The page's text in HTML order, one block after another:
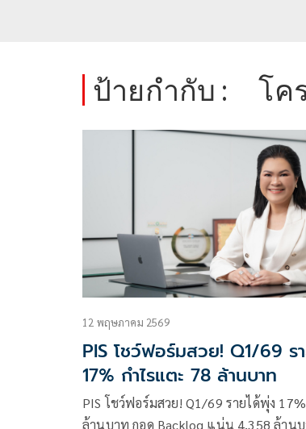
ป้ายกำกับ : โค
12 พฤษภาคม 2569
PIS โชว์ฟอร์มสวย! Q1/69 ร
17% กำไรแตะ 78 ล้านบาท
PIS โชว์ฟอร์มสวย! Q1/69 รายได้พุ่ง
ล้านบาท กอด Backlog แน่น 4,358 ล้าน